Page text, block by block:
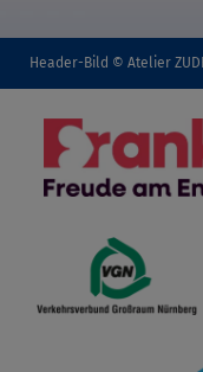
Header-Bild © Atelier